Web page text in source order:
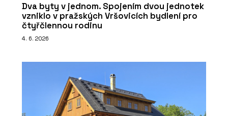
Dva byty v jednom. Spojením dvou jednotek
vzniklo v pražských Vršovicích bydlení pro
čtyřčlennou rodinu
4. 6. 2026